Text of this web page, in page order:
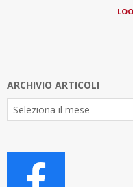
ARCHIVIO ARTICOLI
Archivio
Articoli